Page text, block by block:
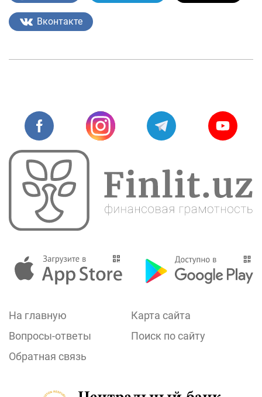
Вконтакте
На главную
Карта сайта
Вопросы-ответы
Поиск по сайту
Обратная связь